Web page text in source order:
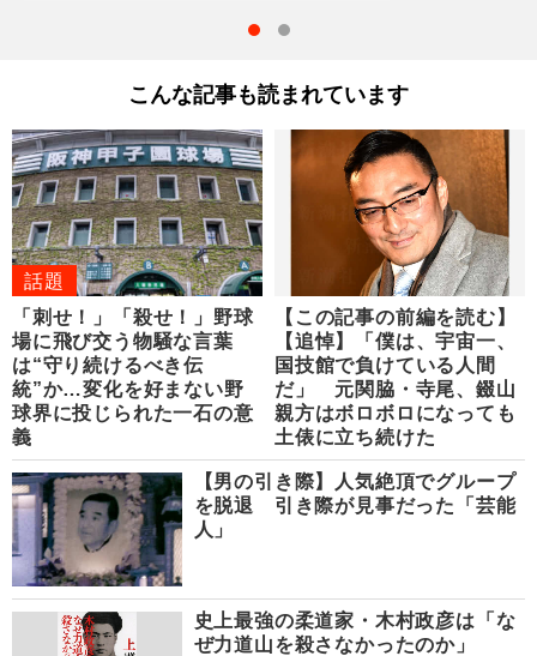
こんな記事も読まれています
話題
「刺せ！」「殺せ！」野球
場に飛び交う物騒な言葉
は“守り続けるべき伝
統”か…変化を好まない野
球界に投じられた一石の意
義
【この記事の前編を読む】
【追悼】「僕は、宇宙一、
国技館で負けている人間
だ」 元関脇・寺尾、錣山
親方はボロボロになっても
土俵に立ち続けた
【男の引き際】人気絶頂でグループ
を脱退 引き際が見事だった「芸能
人」
史上最強の柔道家・木村政彦は「な
ぜ力道山を殺さなかったのか」